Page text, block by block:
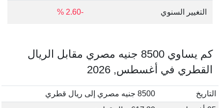
التغيير السنوي -2.60 %
كم يساوي 8500 جنيه مصري مقابل الريال
القطري في أغسطس, 2026
التاريخ
8500 جنيه مصري إلى ريال قطري